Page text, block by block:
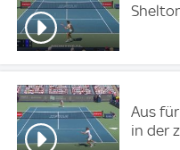
Aus
in der